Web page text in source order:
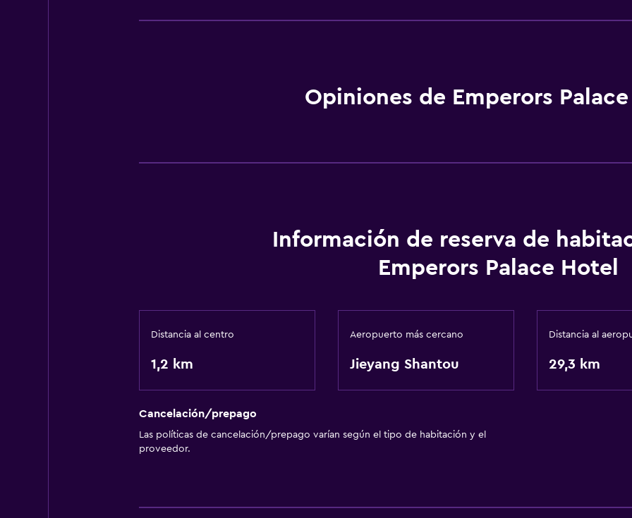
Opiniones de Emperors Palace
Información de reserva de
Emperors Palace Hotel
Distancia al centro
1,2 km
Aeropuerto más cercano
Jieyang Shantou
Distancia al
29,3 km
Cancelación/prepago
Las políticas de cancelación/prepago varían según el tipo de habitación y el
proveedor.